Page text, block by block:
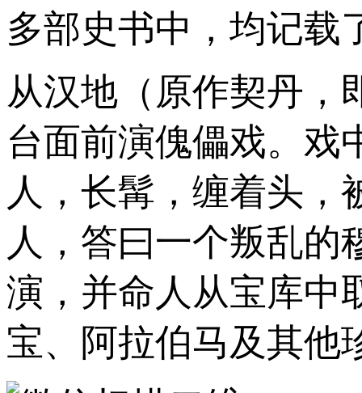
多部史书中，均记载
从汉地（原作契丹，
台面前演傀儡戏。戏
人，长髯，缠着头，
人，答曰一个叛乱的
演，并命人从宝库中
宝、阿拉伯马及其他